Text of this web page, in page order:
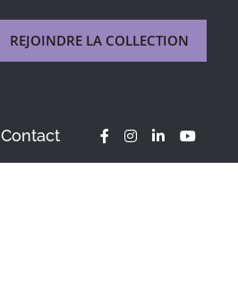
REJOINDRE LA COLLECTION
Contact